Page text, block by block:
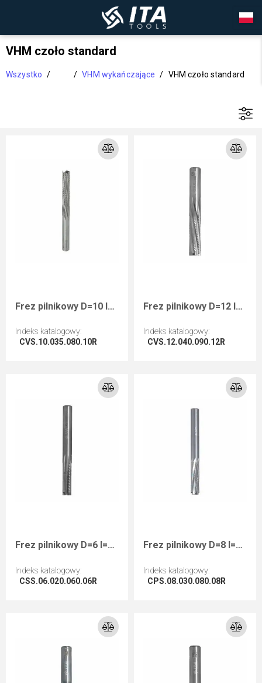
VHM czoło standard
Wszystko / / VHM wykańczające / VHM czoło standard
Frez pilnikowy D=10 I=35 L=80 S=10 RHwykańczający negatyw
Indeks katalogowy:
CVS.10.035.080.10R
Frez pilnikowy D=12 I=40 L=90 S=12 RHwykańczający negatyw
Indeks katalogowy:
CVS.12.040.090.12R
Frez pilnikowy D=6 I=20 L=60 S=6 RHwykańczający kompozyty
Indeks katalogowy:
CSS.06.020.060.06R
Frez pilnikowy D=8 I=30 L=80 S=8 RHwykańczający kompozyty
Indeks katalogowy:
CPS.08.030.080.08R